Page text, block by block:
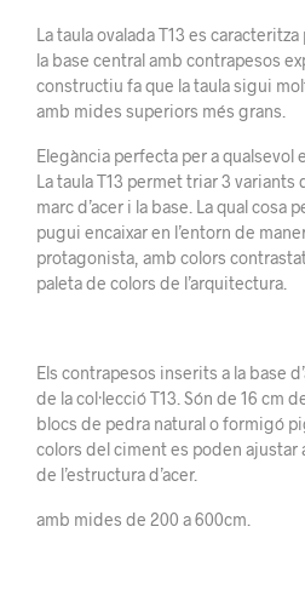
La taula ovalada T13 es
la base central amb contrapesos
constructiu fa que la taula sigui
amb mides superiors més grans.
Elegància perfecta per a qualsevol
La taula T13 permet triar 3 variants
marc d’acer i la base. La qual cosa
pugui encaixar en l’entorn de
protagonista, amb colors
paleta de colors de l’arquitectura.
Els contrapesos inserits a la base
de la col·lecció T13. Són de 16 cm
blocs de pedra natural o formigó
colors del ciment es poden ajustar
de l’estructura d’acer.
amb mides de 200 a 600cm.